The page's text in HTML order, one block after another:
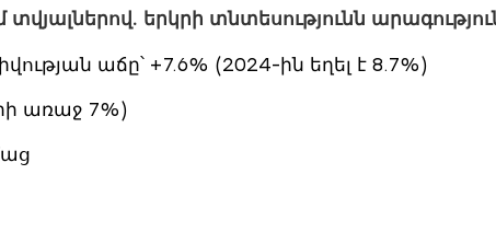
երկրի տնտեսությունն
աճը՝ +7.6% (2024-ին եղել է 8.7%)
առաջ 7%)